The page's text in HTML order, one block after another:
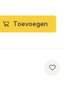
Toevoegen